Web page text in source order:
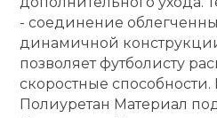
- соединение
динамичной
позволяет футболисту
скоростные способности.
Полиуретан Материал